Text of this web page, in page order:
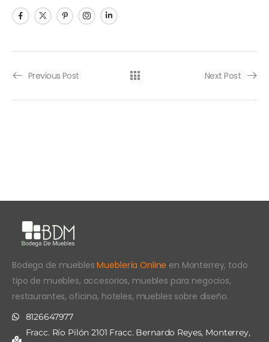
Previous Post Next Post
Bodega de mueblesMueblería Online en Monterrey, todo
tipo de muebles, accesorios, muebles para negocios,
restaurantes, oficina, hoteles, muebles sobre diseño.
8126647977
Fracc. Río Pilón 2101 Fracc. Bernardo Reyes, Monterrey,